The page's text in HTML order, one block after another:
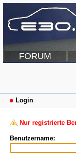
FORUM
Login
Nur registrierte
Benutzername: